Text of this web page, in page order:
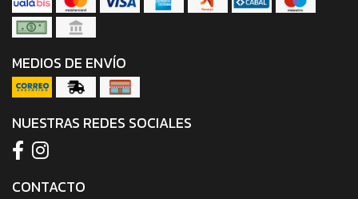
MEDIOS DE ENVÍO
NUESTRAS REDES SOCIALES
CONTACTO